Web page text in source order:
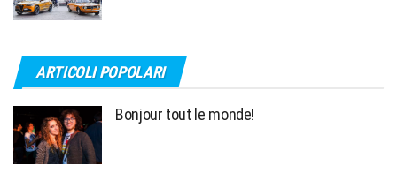
ARTICOLI POPOLARI
Bonjour tout le monde!